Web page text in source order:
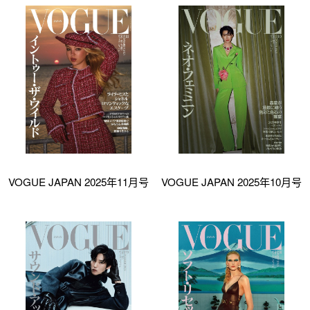
VOGUE JAPAN 2025年11月号 VOGUE JAPAN 2025年10月号